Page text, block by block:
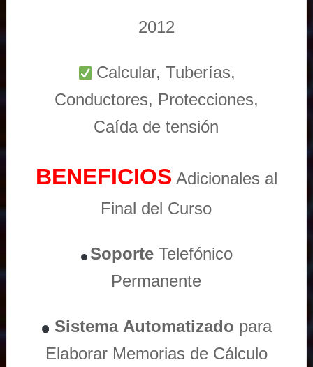
2012
Calcular, Tuberías,
Conductores, Protecciones,
Caída de tensión
BENEFICIOS Adicionales al
Final del Curso
Soporte Telefónico
Permanente
Sistema Automatizado para
Elaborar Memorias de Cálculo